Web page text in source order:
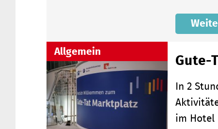
Allgemein
Gute-
In 2
im Hotel